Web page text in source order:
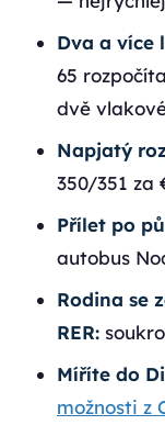
Dva a více
65
dvě
Napjatý
350/351 za
Přílet po
autobus
Rodina se
RER:
Míříte do
možnosti z